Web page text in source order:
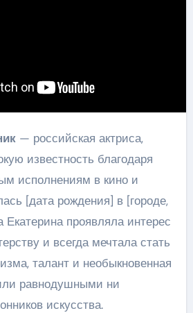
— российская актриса,
известность благодаря
исполнениям в кино и
[дата рождения] в [городе,
Екатерина проявляла интерес
и всегда мечтала стать
талант и необыкновенная
равнодушными ни
искусства.